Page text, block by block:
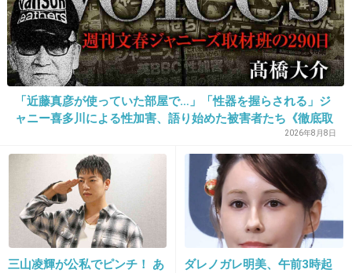
+6 -0
くつづれてするとめんどくさいから
通販でヒール買う時は足首ストラップかチュールあるのし
ダイアナな１０センチヒールとか履いてたが
+4 -2
「近藤真彦が使っていた部屋で…」「性器を握らされる」ジ
ャニー喜多川による性加害、語り始めた被害者たち《徹底取
2026年8月8日
三山凌輝が公私でピンチ！ あ
ダレノガレ明美、午前3時起